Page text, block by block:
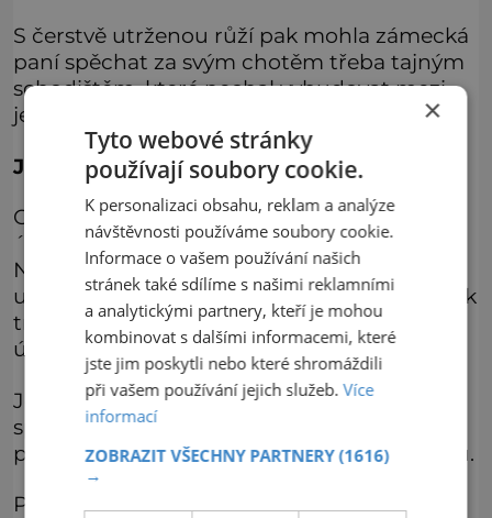
S čerstvě utrženou růží pak mohla zámecká
paní spěchat za svým chotěm třeba tajným
schodištěm, které nechal vybudovat mezi
jejími pokoji a svou věžní pracovnou.
Jak zaplnit zámecký příkop
Od dob arcivévody Františka Ferdinanda d
´Este se Konopiště už zásadně nezměnilo.
Naopak, dnes se jeho správci snaží objekt
uchovat právě v té podobě, které jí následník
trůnu vtiskl. Vyžaduje to takřka nadlidské
úsilí.
Jen park s růžovou zahradou vyhlášený
spolu se zámkem Národní kulturní
památkou se rozkládá na ploše 340 hektarů.
Pečovat je také třeba o památnou křížovou
×
Tyto webové stránky
používají soubory cookie.
K personalizaci obsahu, reklam a analýze
návštěvnosti používáme soubory cookie.
Informace o vašem používání našich
stránek také sdílíme s našimi reklamními
a analytickými partnery, kteří je mohou
kombinovat s dalšími informacemi, které
jste jim poskytli nebo které shromáždili
při vašem používání jejich služeb.Více
informací
ZOBRAZIT VŠECHNY PARTNERY(1616)
→